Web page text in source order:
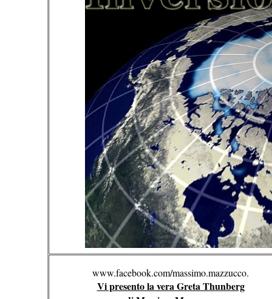
www.facebook.com/massimo.mazzucco.
Vi presento la vera Greta Thunberg